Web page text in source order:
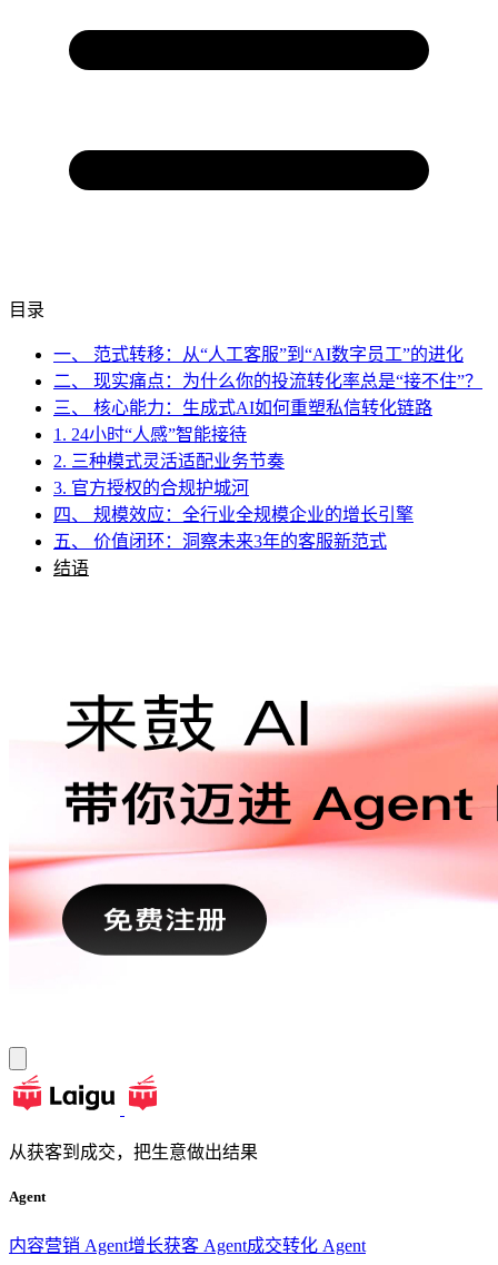
目录
一、 范式转移：从“人工客服”到“AI数字员工”的进化
二、 现实痛点：为什么你的投流转化率总是“接不住”？
三、 核心能力：生成式AI如何重塑私信转化链路
1. 24小时“人感”智能接待
2. 三种模式灵活适配业务节奏
3. 官方授权的合规护城河
四、 规模效应：全行业全规模企业的增长引擎
五、 价值闭环：洞察未来3年的客服新范式
结语
从获客到成交，把生意做出结果
Agent
内容营销 Agent增长获客 Agent成交转化 Agent